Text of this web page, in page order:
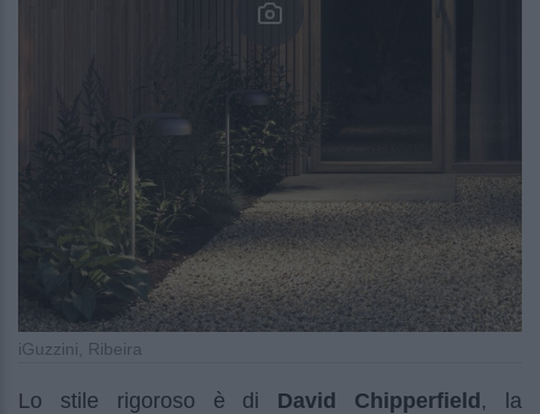
iGuzzini, Ribeira
Lo stile rigoroso è di David Chipperfield, la